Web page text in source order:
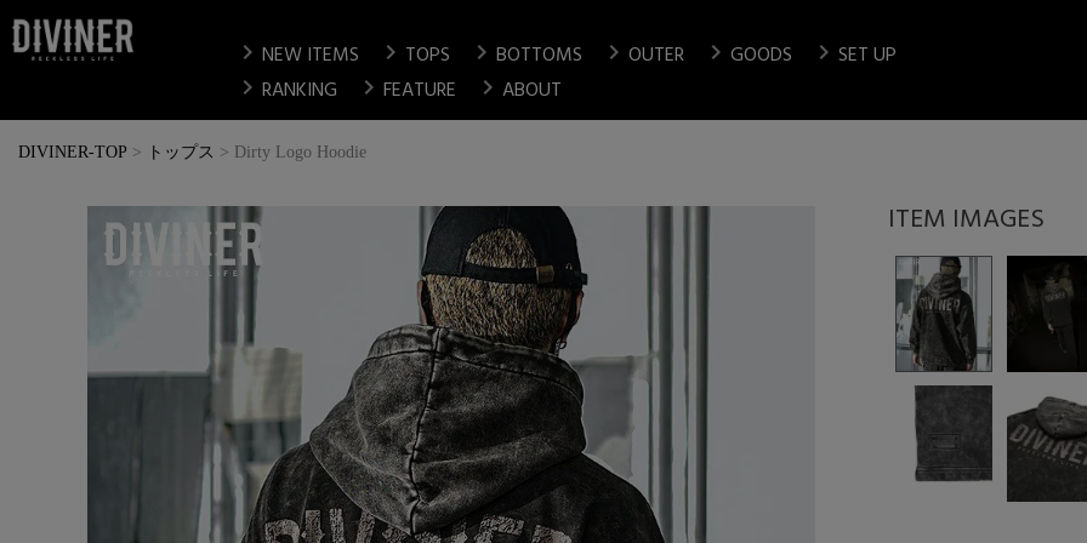
chevron_right NEW ITEMS chevron_right TOPS chevron_right BOTTOMS chevron_right OUTER chevron_right GOODS chevron_right SET UP
chevron_right RANKING chevron_right FEATURE chevron_right ABOUT
DIVINER-TOP トップス Dirty Logo Hoodie